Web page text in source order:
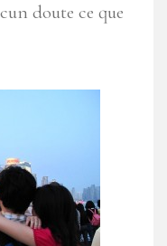
doute ce que